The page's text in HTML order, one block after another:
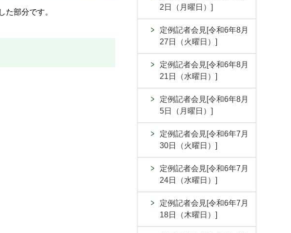
部分です。
2日（月曜日）]
定例記者会見[令和6年8月
27日（火曜日）]
定例記者会見[令和6年8月
21日（水曜日）]
定例記者会見[令和6年8月
5日（月曜日）]
定例記者会見[令和6年7月
30日（火曜日）]
定例記者会見[令和6年7月
24日（水曜日）]
定例記者会見[令和6年7月
18日（木曜日）]